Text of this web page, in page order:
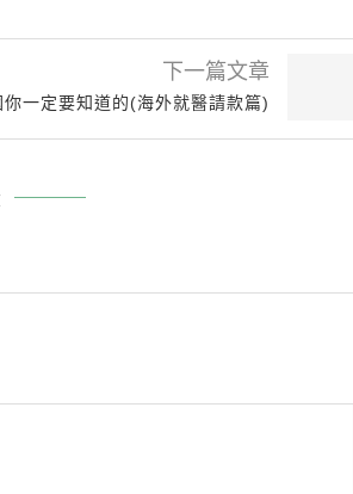
下一篇文章
你一定要知道的(海外就醫請款篇)